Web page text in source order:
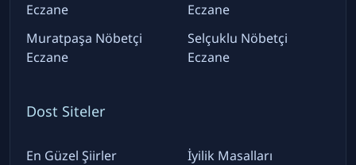
Eczane
Muratpaşa Nöbetçi
Eczane
Eczane
Selçuklu Nöbetçi
Eczane
Dost Siteler
En Güzel Şiirler
İyilik Masalları